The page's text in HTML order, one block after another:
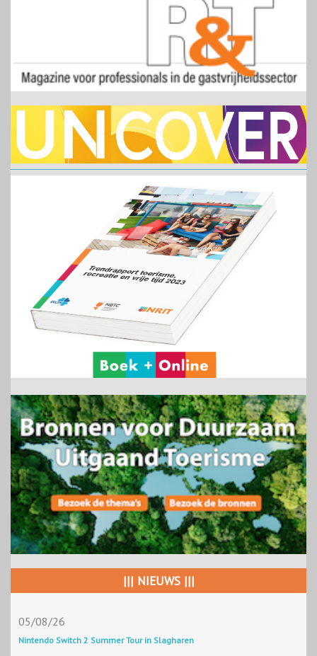
||| NIEUWS |||
05/08/26
Nintendo Switch 2 Summer Tour in Slagharen